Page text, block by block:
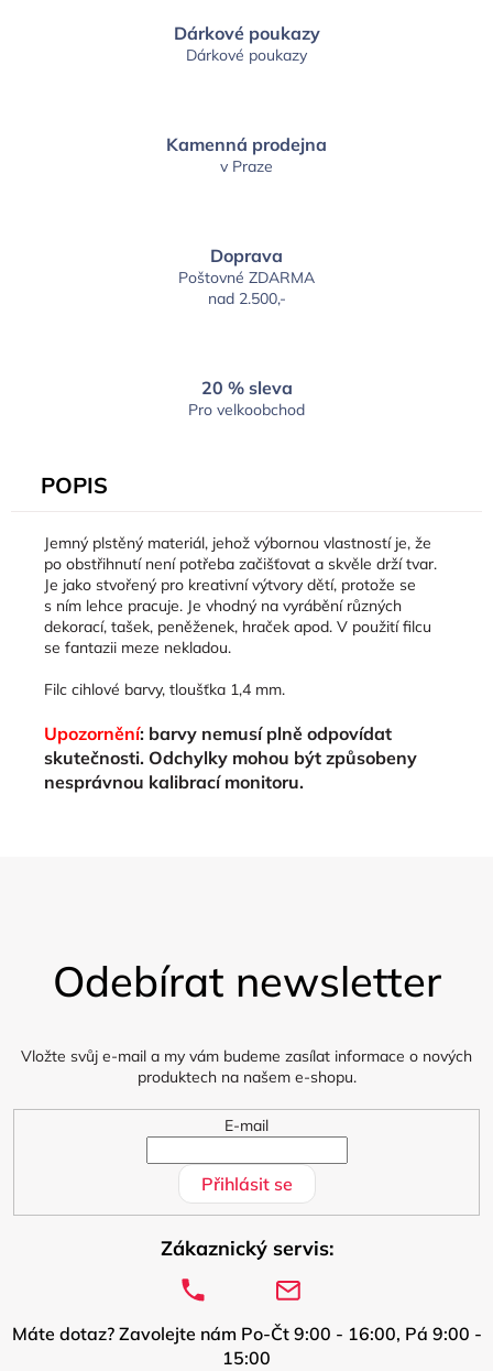
Dárkové poukazy
Dárkové poukazy
Kamenná prodejna
v Praze
Doprava
Poštovné ZDARMA
nad 2.500,-
20 % sleva
Pro velkoobchod
POPIS
Jemný plstěný materiál, jehož výbornou vlastností je, že
po obstřihnutí není potřeba začišťovat a skvěle drží tvar.
Je jako stvořený pro kreativní výtvory dětí, protože se
s ním lehce pracuje. Je vhodný na vyrábění různých
dekorací, tašek, peněženek, hraček apod. V použití filcu
se fantazii meze nekladou.
Filc cihlové barvy, tloušťka 1,4 mm.
Upozornění: barvy nemusí plně odpovídat
skutečnosti. Odchylky mohou být způsobeny
nesprávnou kalibrací monitoru.
Odebírat newsletter
Vložte svůj e-mail a my vám budeme zasílat informace o nových
produktech na našem e-shopu.
E-mail
Přihlásit se
Zákaznický servis:
Máte dotaz? Zavolejte nám Po-Čt 9:00 - 16:00, Pá 9:00 -
15:00